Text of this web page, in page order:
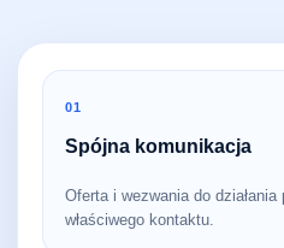
01
Spójna komunikacja
Oferta i wezwania do
właściwego kontaktu.